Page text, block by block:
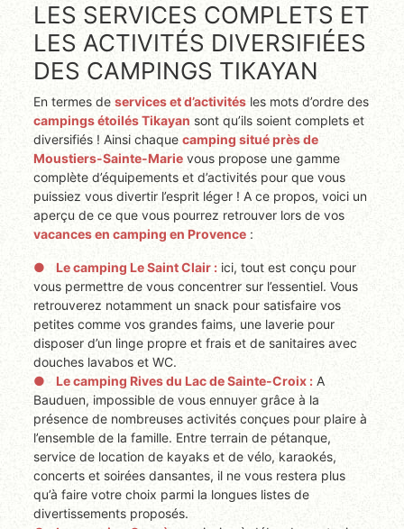
LES SERVICES COMPLETS ET
LES ACTIVITÉS DIVERSIFIÉES
DES CAMPINGS TIKAYAN
En termes deservices et d’activités les mots d’ordre des
campings étoilés Tikayan sont qu’ils soient complets et
diversifiés ! Ainsi chaquecamping situé près de
Moustiers-Sainte-Marie vous propose une gamme
complète d’équipements et d’activités pour que vous
puissiez vous divertir l’esprit léger ! A ce propos, voici un
aperçu de ce que vous pourrez retrouver lors de vos
vacances en camping en Provence :
Le camping Le Saint Clair : ici, tout est conçu pour
vous permettre de vous concentrer sur l’essentiel. Vous
retrouverez notamment un snack pour satisfaire vos
petites comme vos grandes faims, une laverie pour
disposer d’un linge propre et frais et de sanitaires avec
douches lavabos et WC.
Le camping Rives du Lac de Sainte-Croix : A
Bauduen, impossible de vous ennuyer grâce à la
présence de nombreuses activités conçues pour plaire à
l’ensemble de la famille. Entre terrain de pétanque,
service de location de kayaks et de vélo, karaokés,
concerts et soirées dansantes, il ne vous restera plus
qu’à faire votre choix parmi la longues listes de
divertissements proposés.